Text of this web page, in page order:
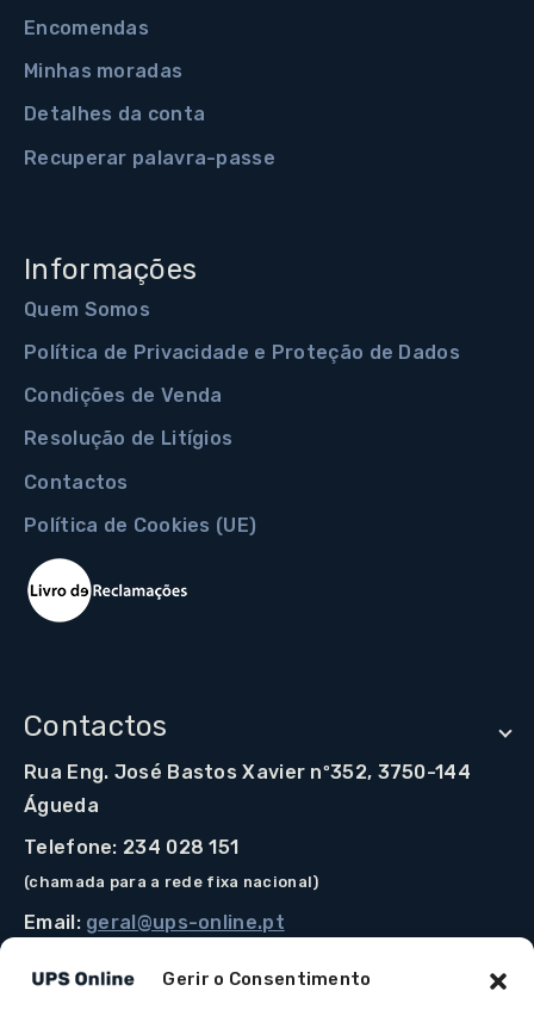
Gerir o Consentimento
Encomendas
Minhas moradas
Detalhes da conta
Recuperar palavra-passe
Informações
Quem Somos
Política de Privacidade e Proteção de Dados
Condições de Venda
Resolução de Litígios
Contactos
Política de Cookies (UE)
Contactos
Rua Eng. José Bastos Xavier nº352, 3750-144
Águeda
Telefone: 234 028 151
(chamada para a rede fixa nacional)
Email: geral@ups-online.pt